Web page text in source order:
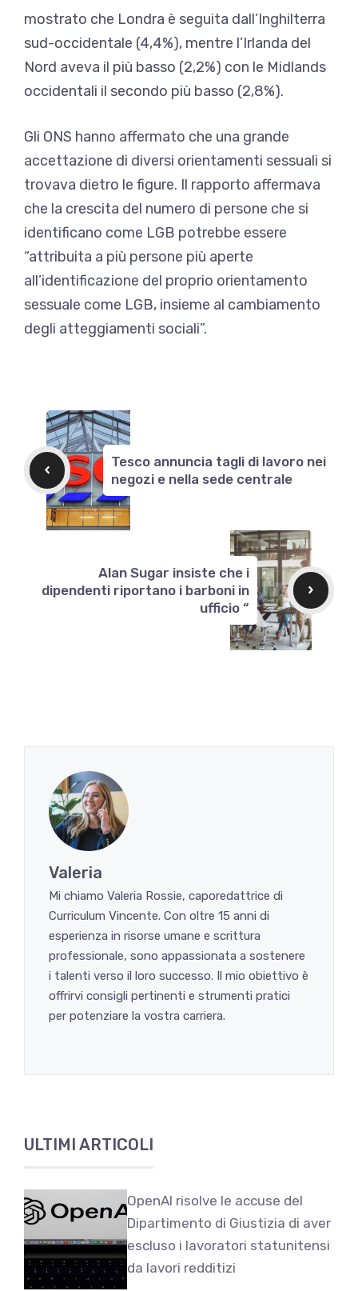
mostrato che Londra è seguita dall’Inghilterra
sud-occidentale (4,4%), mentre l’Irlanda del
Nord aveva il più basso (2,2%) con le Midlands
occidentali il secondo più basso (2,8%).
Gli ONS hanno affermato che una grande
accettazione di diversi orientamenti sessuali si
trovava dietro le figure. Il rapporto affermava
che la crescita del numero di persone che si
identificano come LGB potrebbe essere
“attribuita a più persone più aperte
all’identificazione del proprio orientamento
sessuale come LGB, insieme al cambiamento
degli atteggiamenti sociali”.
Tesco annuncia tagli di lavoro nei
negozi e nella sede centrale
Alan Sugar insiste che i
dipendenti riportano i barboni in
ufficio “
Valeria
Mi chiamo Valeria Rossie, caporedattrice di
Curriculum Vincente. Con oltre 15 anni di
esperienza in risorse umane e scrittura
professionale, sono appassionata a sostenere
i talenti verso il loro successo. Il mio obiettivo è
offrirvi consigli pertinenti e strumenti pratici
per potenziare la vostra carriera.
ULTIMI ARTICOLI
OpenAI risolve le accuse del
Dipartimento di Giustizia di aver
escluso i lavoratori statunitensi
da lavori redditizi